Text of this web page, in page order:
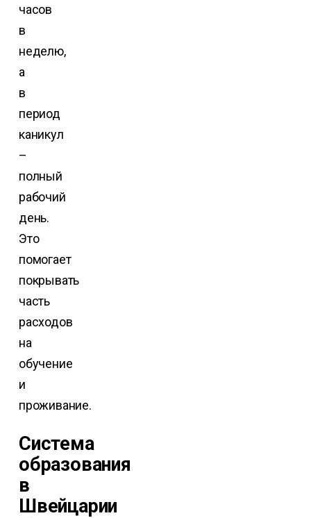
часов
в
неделю,
а
в
период
каникул
–
полный
рабочий
день.
Это
помогает
покрывать
часть
расходов
на
обучение
и
проживание.
Система
образования
в
Швейцарии